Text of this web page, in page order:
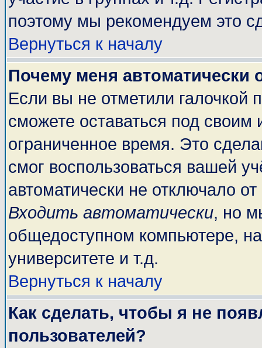
поэтому мы рекомендуем это
Вернуться к началу
Почему меня автоматически
Если вы не отметили галочкой
сможете оставаться под
ограниченное время. Это
смог воспользоваться вашей
автоматически не отключало
Входить автоматически, но
общедоступном компьютере,
университете и т.д.
Вернуться к началу
Как сделать, чтобы я не
пользователей?